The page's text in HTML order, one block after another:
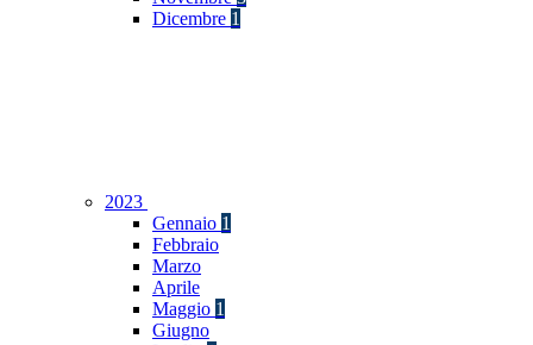
Dicembre 1
2023
Gennaio 1
Febbraio
Marzo
Aprile
Maggio 1
Giugno